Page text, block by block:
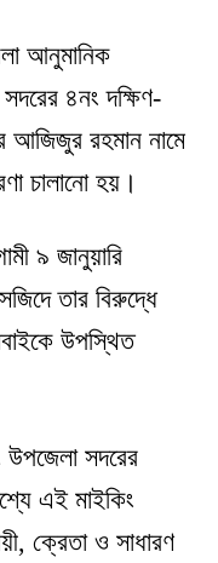
আনুমানিক
৪নং দক্ষিণ-
আজিজুর রহমান নামে
চালানো হয়।
৯ জানুয়ারি
তার বিরুদ্ধে
উপস্থিত
উপজেলা সদরের
এই মাইকিং
ক্রেতা ও সাধারণ